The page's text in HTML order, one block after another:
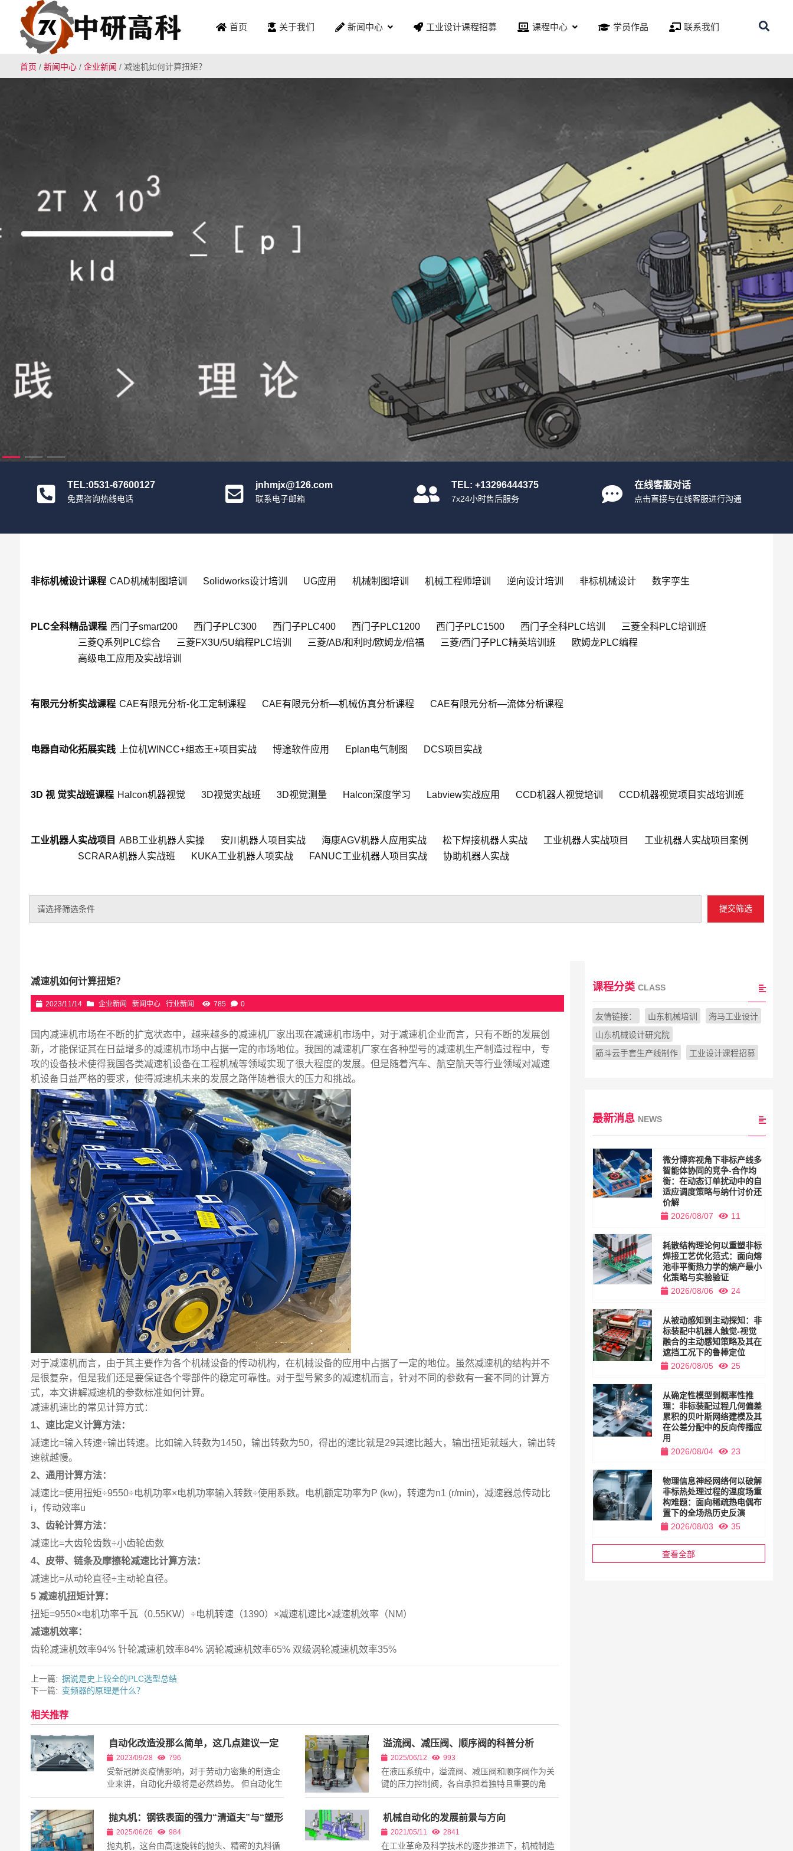
首页 关于我们 新闻中心 工业设计课程招募 课程中心 学员作品 联系我们
首页 / 新闻中心/ 企业新闻 / 减速机如何计算扭矩？
TEL:0531-67600127
免费咨询热线电话
jnhmjx@126.com
联系电子邮箱
TEL: +13296444375
7x24小时售后服务
在线客服对话
点击直接与在线客服进行沟通
非标机械设计课程 CAD机械制图培训 Solidworks设计培训 UG应用 机械制图培训 机械工程师培训 逆向设计培训 非标机械设计 数字孪生
PLC全科精品课程 西门子smart200 西门子PLC300 西门子PLC400 西门子PLC1200 西门子PLC1500 西门子全科PLC培训
三菱全科PLC培训班
三菱Q系列PLC综合
三菱FX3U/5U编程PLC培训 三菱/AB/和利时/欧姆龙/倍福 三菱/西门子PLC精英培训班
欧姆龙PLC编程
高级电工应用及实战培训
有限元分析实战课程 CAE有限元分析-化工定制课程 CAE有限元分析—机械仿真分析课程 CAE有限元分析—流体分析课程
电器自动化拓展实践 上位机WINCC+组态王+项目实战 博途软件应用 Eplan电气制图 DCS项目实战
3D 视 觉实战班课程 Halcon机器视觉 3D视觉实战班 3D视觉测量 Halcon深度学习 Labview实战应用 CCD机器人视觉培训 CCD机器视觉项目实战培训班
工业机器人实战项目 ABB工业机器人实操 安川机器人项目实战 海康AGV机器人应用实战 松下焊接机器人实战 工业机器人实战项目
工业机器人实战项目案例
SCRARA机器人实战班
KUKA工业机器人项实战 FANUC工业机器人项目实战 协助机器人实战
请选择筛选条件 提交筛选
减速机如何计算扭矩？
2023/11/14 企业新闻 新闻中心 行业新闻 785 0
国内减速机市场在不断的扩宽状态中，越来越多的减速机厂家出现在减速机市场中，对于减速机企业而言，只有不断的发展创
新，才能保证其在日益增多的减速机市场中占据一定的市场地位。我国的减速机厂家在各种型号的减速机生产制造过程中，专
攻的设备技术使得我国各类减速机设备在工程机械等领域实现了很大程度的发展。但是随着汽车、航空航天等行业领域对减速
机设备日益严格的要求，使得减速机未来的发展之路伴随着很大的压力和挑战。
对于减速机而言，由于其主要作为各个机械设备的传动机构，在机械设备的应用中占据了一定的地位。虽然减速机的结构并不
是很复杂，但是我们还是要保证各个零部件的稳定可靠性。对于型号繁多的减速机而言，针对不同的参数有一套不同的计算方
式，本文讲解减速机的参数标准如何计算。
减速机速比的常见计算方式：
1、速比定义计算方法：
减速比=输入转速÷输出转速。比如输入转数为1450，输出转数为50，得出的速比就是29其速比越大，输出扭矩就越大，输出转
速就越慢。
2、通用计算方法：
减速比=使用扭矩÷9550÷电机功率×电机功率输入转数÷使用系数。电机额定功率为P (kw)，转速为n1 (r/min)，减速器总传动比
i，传动效率u
3、齿轮计算方法：
减速比=大齿轮齿数÷小齿轮齿数
4、皮带、链条及摩擦轮减速比计算方法：
减速比=从动轮直径÷主动轮直径。
5 减速机扭矩计算：
扭矩=9550×电机功率千瓦（0.55KW）÷电机转速（1390）×减速机速比×减速机效率（NM）
减速机效率：
齿轮减速机效率94% 针轮减速机效率84% 涡轮减速机效率65% 双级涡轮减速机效率35%
上一篇: 据说是史上较全的PLC选型总结
下一篇: 变频器的原理是什么？
相关推荐
自动化改造没那么简单，这几点建议一定
得收下
2023/09/28 796
受新冠肺炎疫情影响，对于劳动力密集的制造企
业来讲，自动化升级将是必然趋势。 但自动化生
产线的建设或者是升级改造，并不是件简单的事
现有传统生产线进行自动化...
溢流阀、减压阀、顺序阀的科普分析
2025/06/12 993
在液压系统中，溢流阀、减压阀和顺序阀作为关
键的压力控制阀，各自承担着独特且重要的角
色。尽管它们在基本原理上存在一定的相似性，
抛丸机：钢铁表面的强力“清道夫”与“塑形
师”2025/06/26 984
抛丸机，这台由高速旋转的抛头、精密的丸料循
机械自动化的发展前景与方向
2021/05/11 2841
在工业革命及科学技术的逐步推进下，机械制造
课程分类 CLASS
友情链接： 山东机械培训
海马工业设计
山东机械设计研究院
筋斗云手套生产线制作
工业设计课程招募
最新消息 NEWS
微分博弈视角下非标产线多
智能体协同的竞争-合作均
衡：在动态订单扰动中的自
适应调度策略与纳什讨价还
价解
2026/08/07
11
耗散结构理论何以重塑非标
焊接工艺优化范式：面向熔
池非平衡热力学的熵产最小
化策略与实验验证
2026/08/06
24
从被动感知到主动探知：非
标装配中机器人触觉-视觉
融合的主动感知策略及其在
遮挡工况下的鲁棒定位
2026/08/05
25
从确定性模型到概率性推
理：非标装配过程几何偏差
累积的贝叶斯网络建模及其
在公差分配中的反向传播应
用
2026/08/04
23
物理信息神经网络何以破解
非标热处理过程的温度场重
构难题：面向稀疏热电偶布
置下的全场热历史反演
2026/08/03
35
查看全部